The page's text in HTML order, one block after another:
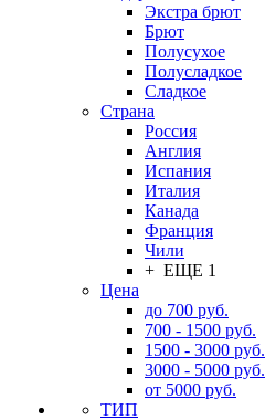
Экстра брют
Брют
Полусухое
Полусладкое
Сладкое
Страна
Россия
Англия
Испания
Италия
Канада
Франция
Чили
+ ЕЩЕ 1
Цена
до 700 руб.
700 - 1500 руб.
1500 - 3000 руб.
3000 - 5000 руб.
от 5000 руб.
ТИП